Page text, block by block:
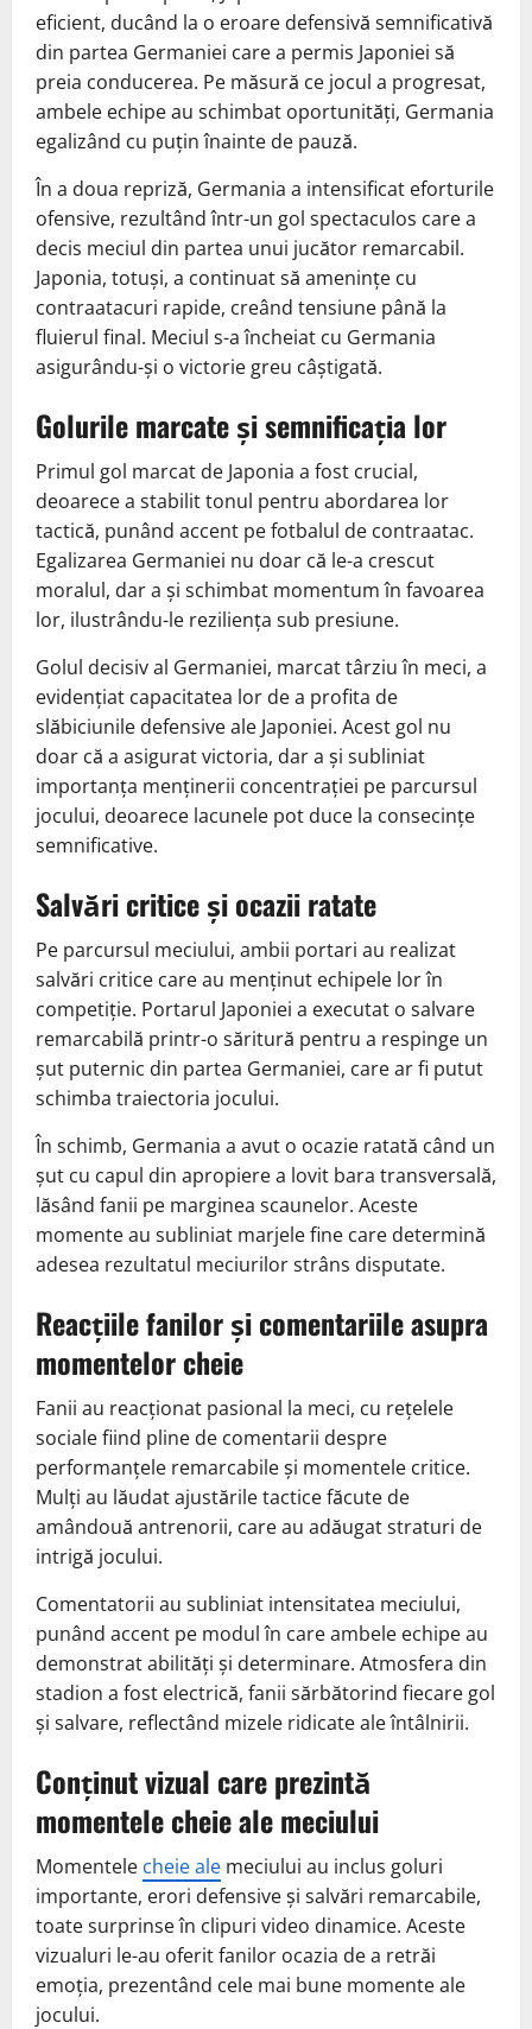
eficient, ducând la o eroare defensivă semnificativă
din partea Germaniei care a permis Japoniei să
preia conducerea. Pe măsură ce jocul a progresat,
ambele echipe au schimbat oportunități, Germania
egalizând cu puțin înainte de pauză.
În a doua repriză, Germania a intensificat eforturile
ofensive, rezultând într-un gol spectaculos care a
decis meciul din partea unui jucător remarcabil.
Japonia, totuși, a continuat să amenințe cu
contraatacuri rapide, creând tensiune până la
fluierul final. Meciul s-a încheiat cu Germania
asigurându-și o victorie greu câștigată.
Golurile marcate și semnificația lor
Primul gol marcat de Japonia a fost crucial,
deoarece a stabilit tonul pentru abordarea lor
tactică, punând accent pe fotbalul de contraatac.
Egalizarea Germaniei nu doar că le-a crescut
moralul, dar a și schimbat momentum în favoarea
lor, ilustrându-le reziliența sub presiune.
Golul decisiv al Germaniei, marcat târziu în meci, a
evidențiat capacitatea lor de a profita de
slăbiciunile defensive ale Japoniei. Acest gol nu
doar că a asigurat victoria, dar a și subliniat
importanța menținerii concentrației pe parcursul
jocului, deoarece lacunele pot duce la consecințe
semnificative.
Salvări critice și ocazii ratate
Pe parcursul meciului, ambii portari au realizat
salvări critice care au menținut echipele lor în
competiție. Portarul Japoniei a executat o salvare
remarcabilă printr-o săritură pentru a respinge un
șut puternic din partea Germaniei, care ar fi putut
schimba traiectoria jocului.
În schimb, Germania a avut o ocazie ratată când un
șut cu capul din apropiere a lovit bara transversală,
lăsând fanii pe marginea scaunelor. Aceste
momente au subliniat marjele fine care determină
adesea rezultatul meciurilor strâns disputate.
Reacțiile fanilor și comentariile asupra
momentelor cheie
Fanii au reacționat pasional la meci, cu rețelele
sociale fiind pline de comentarii despre
performanțele remarcabile și momentele critice.
Mulți au lăudat ajustările tactice făcute de
amândouă antrenorii, care au adăugat straturi de
intrigă jocului.
Comentatorii au subliniat intensitatea meciului,
punând accent pe modul în care ambele echipe au
demonstrat abilități și determinare. Atmosfera din
stadion a fost electrică, fanii sărbătorind fiecare gol
și salvare, reflectând mizele ridicate ale întâlnirii.
Conținut vizual care prezintă
momentele cheie ale meciului
Momentele cheie ale meciului au inclus goluri
importante, erori defensive și salvări remarcabile,
toate surprinse în clipuri video dinamice. Aceste
vizualuri le-au oferit fanilor ocazia de a retrăi
emoția, prezentând cele mai bune momente ale
jocului.